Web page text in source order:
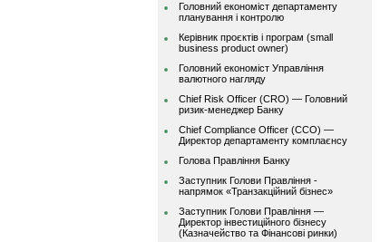
Головний економіст департаменту
планування і контролю
Керівник проєктів і програм (small
business product owner)
Головний економіст Управління
валютного нагляду
Chief Risk Officer (CRO) — Головний
ризик-менеджер Банку
Chief Compliance Officer (CCO) —
Директор департаменту комплаєнсу
Голова Правління Банку
Заступник Голови Правління -
напрямок «Транзакційний бізнес»
Заступник Голови Правління —
Директор інвестиційного бізнесу
(Казначейство та Фінансові ринки)